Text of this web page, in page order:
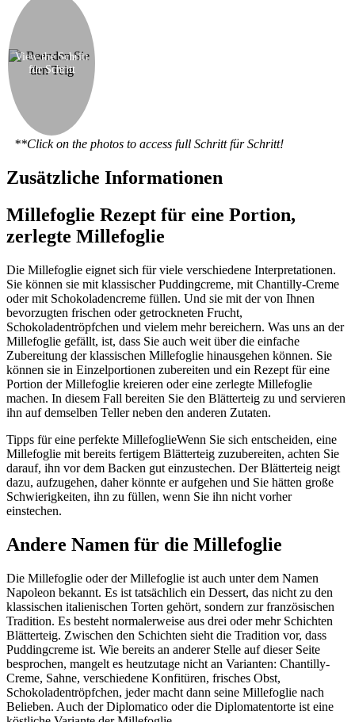
View the Schritt
für Schritt
**Click on the photos to access full Schritt für Schritt!
Zusätzliche Informationen
Millefoglie Rezept für eine Portion,
zerlegte Millefoglie
Die Millefoglie eignet sich für viele verschiedene Interpretationen.
Sie können sie mit klassischer Puddingcreme, mit Chantilly-Creme
oder mit Schokoladencreme füllen. Und sie mit der von Ihnen
bevorzugten frischen oder getrockneten Frucht,
Schokoladentröpfchen und vielem mehr bereichern. Was uns an der
Millefoglie gefällt, ist, dass Sie auch weit über die einfache
Zubereitung der klassischen Millefoglie hinausgehen können. Sie
können sie in Einzelportionen zubereiten und ein Rezept für eine
Portion der Millefoglie kreieren oder eine zerlegte Millefoglie
machen. In diesem Fall bereiten Sie den Blätterteig zu und servieren
ihn auf demselben Teller neben den anderen Zutaten.
Tipps für eine perfekte MillefoglieWenn Sie sich entscheiden, eine
Millefoglie mit bereits fertigem Blätterteig zuzubereiten, achten Sie
darauf, ihn vor dem Backen gut einzustechen. Der Blätterteig neigt
dazu, aufzugehen, daher könnte er aufgehen und Sie hätten große
Schwierigkeiten, ihn zu füllen, wenn Sie ihn nicht vorher
einstechen.
Andere Namen für die Millefoglie
Die Millefoglie oder der Millefoglie ist auch unter dem Namen
Napoleon bekannt. Es ist tatsächlich ein Dessert, das nicht zu den
klassischen italienischen Torten gehört, sondern zur französischen
Tradition. Es besteht normalerweise aus drei oder mehr Schichten
Blätterteig. Zwischen den Schichten sieht die Tradition vor, dass
Puddingcreme ist. Wie bereits an anderer Stelle auf dieser Seite
besprochen, mangelt es heutzutage nicht an Varianten: Chantilly-
Creme, Sahne, verschiedene Konfitüren, frisches Obst,
Schokoladentröpfchen, jeder macht dann seine Millefoglie nach
Belieben. Auch der Diplomatico oder die Diplomatentorte ist eine